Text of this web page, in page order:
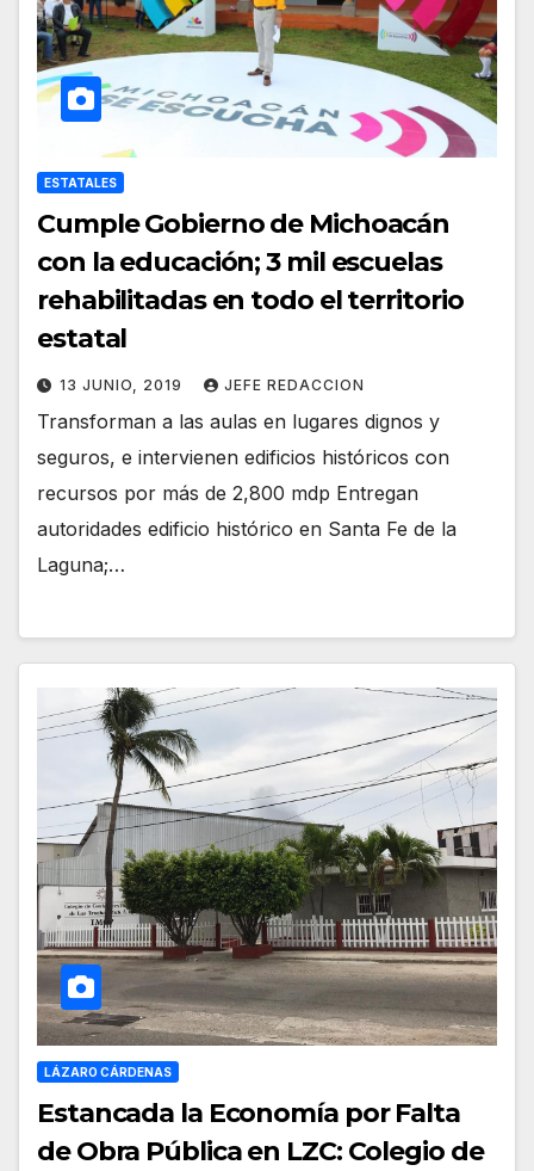
ESTATALES
Cumple Gobierno de Michoacán
con la educación; 3 mil escuelas
rehabilitadas en todo el territorio
estatal
13 JUNIO, 2019 JEFE REDACCION
Transforman a las aulas en lugares dignos y
seguros, e intervienen edificios históricos con
recursos por más de 2,800 mdp Entregan
autoridades edificio histórico en Santa Fe de la
Laguna;…
LÁZARO CÁRDENAS
Estancada la Economía por Falta
de Obra Pública en LZC: Colegio de